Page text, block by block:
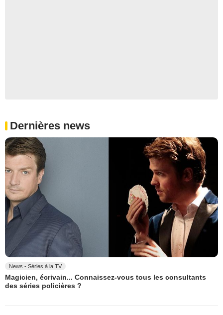
Dernières news
News - Séries à la TV
Magicien, écrivain... Connaissez-vous tous les consultants
des séries policières ?